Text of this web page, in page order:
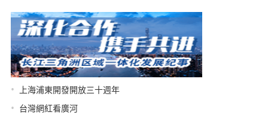
• 上海浦東開發開放三十週年
• 台灣網紅看廣河